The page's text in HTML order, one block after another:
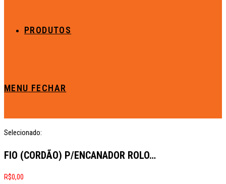
PRODUTOS
MENU FECHAR
Selecionado:
FIO (CORDÃO) P/ENCANADOR ROLO…
R$0,00